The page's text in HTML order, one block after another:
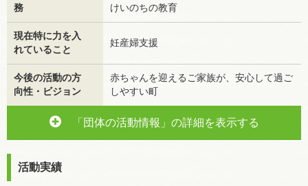
務
けいのちの教育
現在特に力を入
れていること
妊産婦支援
今後の活動の方
向性・ビジョン
赤ちゃんを迎えるご家族が、安心して過ご
しやすい町
「団体の活動情報」の詳細を表示する
活動実績